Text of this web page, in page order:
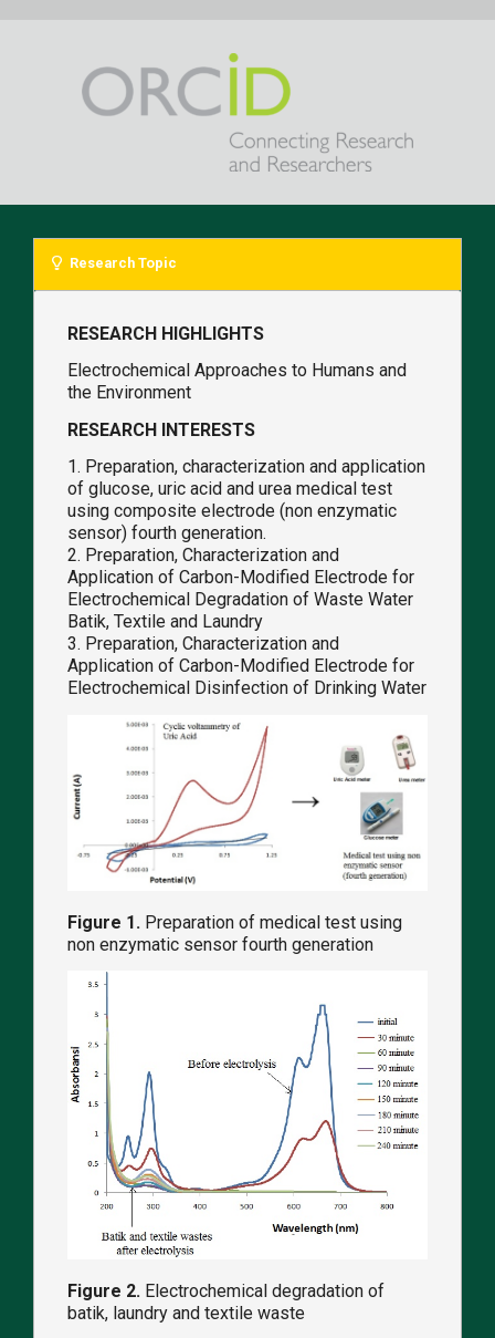
Research Topic
RESEARCH HIGHLIGHTS
Electrochemical Approaches to Humans and
the Environment
RESEARCH INTERESTS
1. Preparation, characterization and application
of glucose, uric acid and urea medical test
using composite electrode (non enzymatic
sensor) fourth generation.
2. Preparation, Characterization and
Application of Carbon-Modified Electrode for
Electrochemical Degradation of Waste Water
Batik, Textile and Laundry
3. Preparation, Characterization and
Application of Carbon-Modified Electrode for
Electrochemical Disinfection of Drinking Water
Figure 1. Preparation of medical test using
non enzymatic sensor fourth generation
Figure 2. Electrochemical degradation of
batik, laundry and textile waste